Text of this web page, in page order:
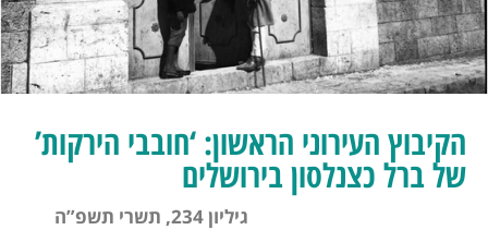
הקיבוץ העירוני הראשון: ‘חובבי הירקות’
של ברל כצנלסון בירושלים
גיליון 234, תשרי תשפ”ה